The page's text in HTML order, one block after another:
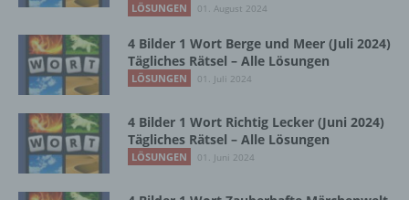
LÖSUNGEN 01. August 2024
4 Bilder 1 Wort Berge und Meer (Juli 2024)
Tägliches Rätsel – Alle Lösungen
LÖSUNGEN 01. Juli 2024
4 Bilder 1 Wort Richtig Lecker (Juni 2024)
Tägliches Rätsel – Alle Lösungen
LÖSUNGEN 01. Juni 2024
automatisierter Verfahren ausgeführte
Vorgang oder jede solche Vorgangsreihe im
Zusammenhang mit personenbezogenen
Organisation, das Ordnen, die Speicherung,
die Anpassung oder Veränderung, das
Auslesen, das Abfragen, die Verwendung,
die Offenlegung durch Übermittlung,
Verbreitung oder eine andere Form der